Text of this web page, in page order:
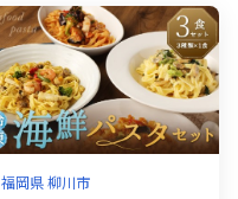
福岡県 柳川市